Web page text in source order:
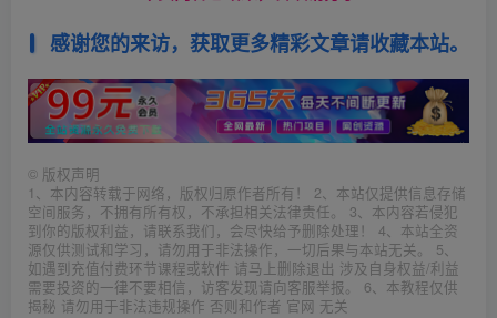
感谢您的来访，获取更多精彩文章请收藏本站。
© 版权声明
1、本内容转载于网络，版权归原作者所有！ 2、本站仅提供信息存储
空间服务，不拥有所有权，不承担相关法律责任。 3、本内容若侵犯
到你的版权利益，请联系我们，会尽快给予删除处理！ 4、本站全资
源仅供测试和学习，请勿用于非法操作，一切后果与本站无关。 5、
如遇到充值付费环节课程或软件 请马上删除退出 涉及自身权益/利益
需要投资的一律不要相信，访客发现请向客服举报。 6、本教程仅供
揭秘 请勿用于非法违规操作 否则和作者 官网 无关